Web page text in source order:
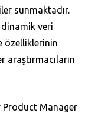
sunmaktadır.
veri
özelliklerinin
araştırmacıların
Product Manager